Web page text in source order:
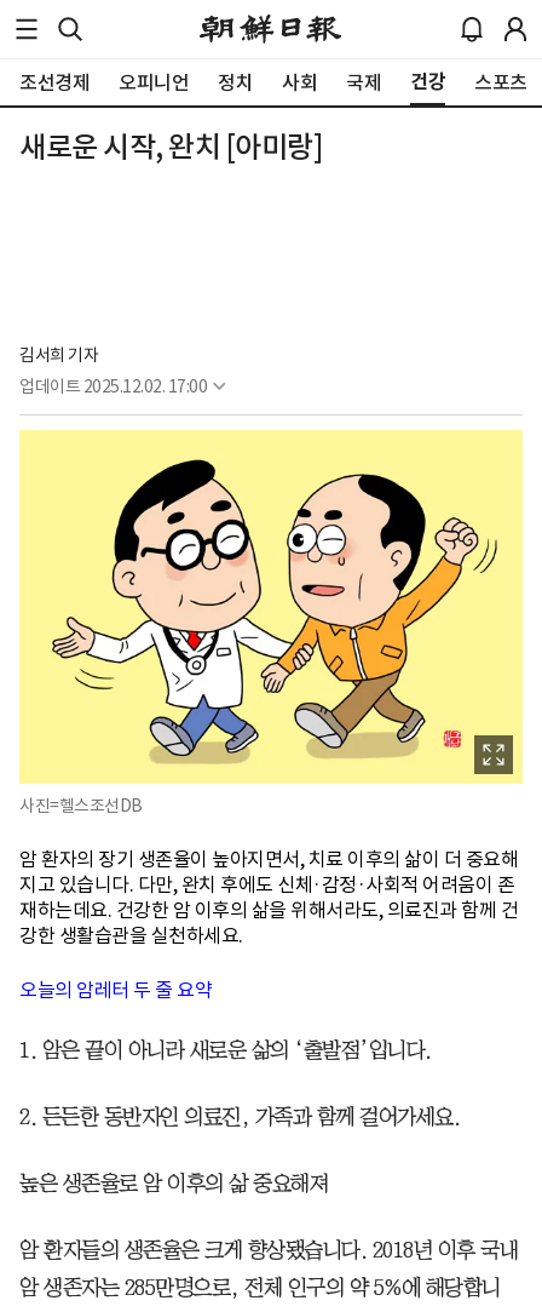
조선경제 오피니언 정치 사회 국제 건강 스포츠
새로운 시작, 완치 [아미랑]
김서희 기자
업데이트 2025.12.02. 17:00
사진=헬스조선DB
암 환자의 장기 생존율이 높아지면서, 치료 이후의 삶이 더 중요해
지고 있습니다. 다만, 완치 후에도 신체·감정·사회적 어려움이 존
재하는데요. 건강한 암 이후의 삶을 위해서라도, 의료진과 함께 건
강한 생활습관을 실천하세요.
오늘의 암레터 두 줄 요약
1. 암은 끝이 아니라 새로운 삶의 ‘출발점’입니다.
2. 든든한 동반자인 의료진, 가족과 함께 걸어가세요.
높은 생존율로 암 이후의 삶 중요해져
암 환자들의 생존율은 크게 향상됐습니다. 2018년 이후 국내
암 생존자는 285만명으로, 전체 인구의 약 5%에 해당합니